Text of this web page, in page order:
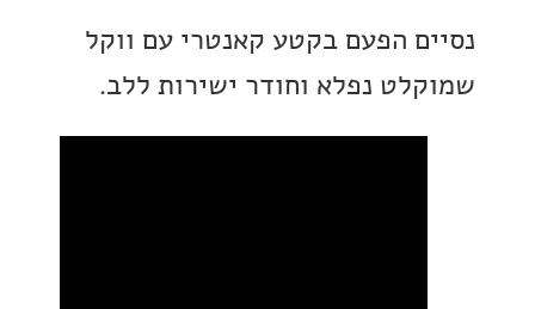
הפעם בקטע קאנטרי עם ווקל
נפלא וחודר ישירות ללב.